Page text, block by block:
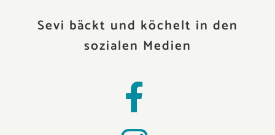
Sevi bäckt und köchelt in den
sozialen Medien